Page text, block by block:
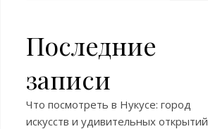
Последние
записи
Что посмотреть в Нукусе: город
искусств и удивительных открытий